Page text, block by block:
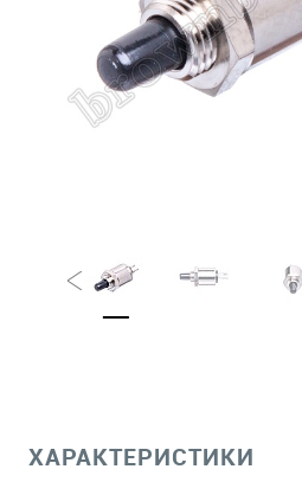
ХАРАКТЕРИСТИКИ